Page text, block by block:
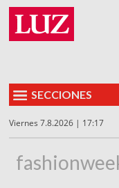
SECCIONES
Viernes 7.8.2026 | 17:17